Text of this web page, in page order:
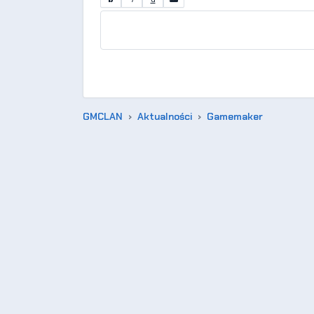
GMCLAN Aktualności Gamemaker